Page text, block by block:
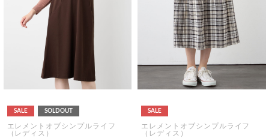
SALE SOLDOUT
エレメントオブシンプルライフ
（レディス）
SALE
エレメントオブシンプルライフ
（レディス）